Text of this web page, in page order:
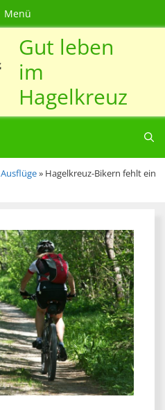
Menü
Gut leben
im
Hagelkreuz
Ausflüge» Hagelkreuz-Bikern fehlt ein